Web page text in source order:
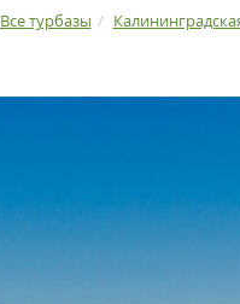
Все турбазы